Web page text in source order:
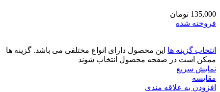
135,000 تومان
فروخته شده
انتخاب گزینه ها این محصول دارای انواع مختلفی می باشد. گزینه ها
ممکن است در صفحه محصول انتخاب شوند
نمایش سریع
مقايسه
افزودن به علاقه مندی